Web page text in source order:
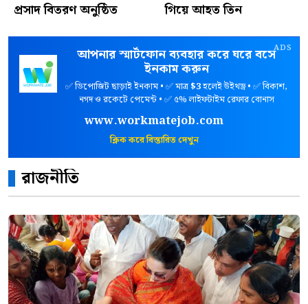
প্রসাদ বিতরণ অনুষ্ঠিত
গিয়ে আহত তিন
ADS
আপনার স্মার্টফোন ব্যবহার করে ঘরে বসে
ইনকাম করুন
✅ ডিপোজিট ছাড়াই ইনকাম • ✅ মাত্র$3হলেই উইথড্র • ✅ বিকাশ,
নগদ ও রকেটে পেমেন্ট • ✅ ৫% লাইফটাইম রেফার বোনাস
www.workmatejob.com
ক্লিক করে বিস্তারিত দেখুন
রাজনীতি